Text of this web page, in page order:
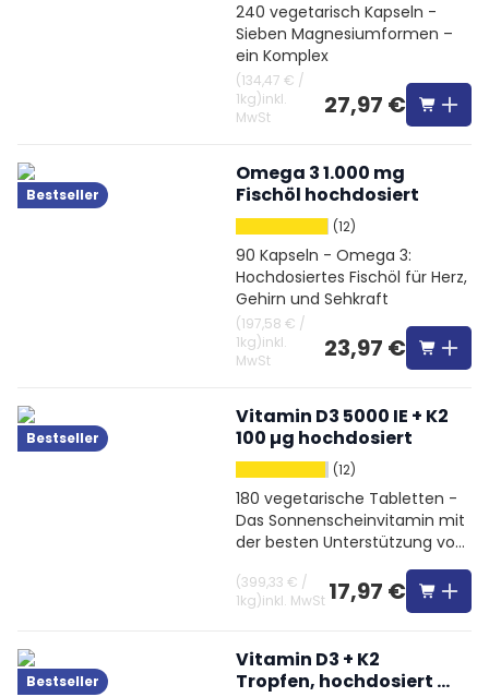
240 vegetarisch Kapseln -
Sieben Magnesiumformen –
ein Komplex
(134,47 € /
1kg)inkl.
MwSt
27,97 €
Bestseller
Omega 3 1.000 mg
Fischöl hochdosiert
(12)
90 Kapseln - Omega 3:
Hochdosiertes Fischöl für Herz,
Gehirn und Sehkraft
(197,58 € /
1kg)inkl.
MwSt
23,97 €
Bestseller
Vitamin D3 5000 IE + K2
100 µg hochdosiert
(12)
180 vegetarische Tabletten -
Das Sonnenscheinvitamin mit
der besten Unterstützung von
(399,33 € /
1kg)inkl. MwSt 17,97 €
Bestseller
Vitamin D3 + K2
Tropfen, hochdosiert &